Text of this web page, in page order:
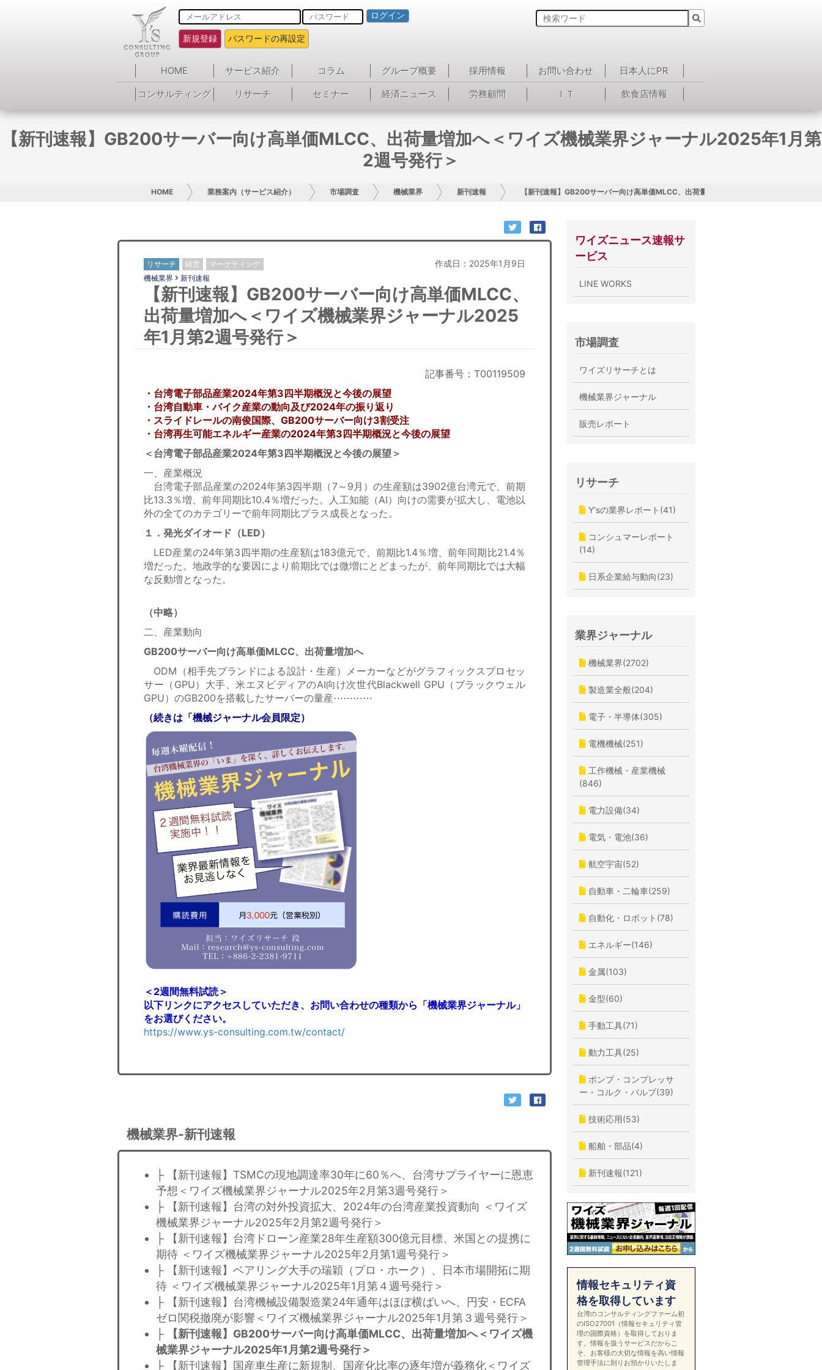
ログイン
新規登録 パスワードの再設定
HOME サービス紹介 コラム グループ概要 採用情報 お問い合わせ
日本人にPR
コンサルティング
リサーチ セミナー 経済ニュース 労務顧問 ＩＴ 飲食店情報
【新刊速報】GB200サーバー向け高単価MLCC、出荷量増加へ＜ワイズ機械業界ジャーナル2025年1月第
2週号発行＞
HOME 業務案内（サービス紹介） 市場調査 機械業界 新刊速報 【新刊速報】GB200サーバー向け高単価MLCC、出荷量増加へ＜ワイズ機械業界ジャー
リサーチ 経営 マーケティング 作成日：2025年1月9日
機械業界 新刊速報
【新刊速報】GB200サーバー向け高単価MLCC、
出荷量増加へ＜ワイズ機械業界ジャーナル2025
年1月第2週号発行＞
記事番号：T00119509
・台湾電子部品産業2024年第3四半期概況と今後の展望
・台湾自動車・バイク産業の動向及び2024年の振り返り
・スライドレールの南俊国際、GB200サーバー向け3割受注
・台湾再生可能エネルギー産業の2024年第3四半期概況と今後の展望
＜台湾電子部品産業2024年第3四半期概況と今後の展望＞
一、産業概況
台湾電子部品産業の2024年第3四半期（7～9月）の生産額は3902億台湾元で、前期
比13.3％増、前年同期比10.4％増だった。人工知能（AI）向けの需要が拡大し、電池以
外の全てのカテゴリーで前年同期比プラス成長となった。
１．発光ダイオード（LED）
LED産業の24年第3四半期の生産額は183億元で、前期比1.4％増、前年同期比21.4％
増だった。地政学的な要因により前期比では微増にとどまったが、前年同期比では大幅
な反動増となった。
（中略）
二、産業動向
GB200サーバー向け高単価MLCC、出荷量増加へ
ODM（相手先ブランドによる設計・生産）メーカーなどがグラフィックスプロセッ
サー（GPU）大手、米エヌビディアのAI向け次世代Blackwell GPU（ブラックウェル
GPU）のGB200を搭載したサーバーの量産⋯⋯⋯⋯
（続きは「機械ジャーナル会員限定）
＜2週間無料試読＞
以下リンクにアクセスしていただき、お問い合わせの種類から「機械業界ジャーナル」
をお選びください。
https://www.ys-consulting.com.tw/contact/
機械業界-新刊速報
├ 【新刊速報】TSMCの現地調達率30年に60％へ、台湾サプライヤーに恩恵
予想＜ワイズ機械業界ジャーナル2025年2月第3週号発行＞
├ 【新刊速報】台湾の対外投資拡大、2024年の台湾産業投資動向 ＜ワイズ
機械業界ジャーナル2025年2月第2週号発行＞
├ 【新刊速報】台湾ドローン産業28年生産額300億元目標、米国との提携に
期待 ＜ワイズ機械業界ジャーナル2025年2月第1週号発行＞
├ 【新刊速報】ベアリング大手の瑞穎（プロ・ホーク）、日本市場開拓に期
待 ＜ワイズ機械業界ジャーナル2025年1月第４週号発行＞
├ 【新刊速報】台湾機械設備製造業24年通年はほぼ横ばいへ、円安・ECFA
ゼロ関税撤廃が影響＜ワイズ機械業界ジャーナル2025年1月第３週号発行＞
├
【新刊速報】GB200サーバー向け高単価MLCC、出荷量増加へ＜ワイズ機
械業界ジャーナル2025年1月第2週号発行＞
├ 【新刊速報】国産車生産に新規制、国産化比率の逐年増が義務化＜ワイズ
ワイズニュース速報サ
ービス
LINE WORKS
市場調査
ワイズリサーチとは
機械業界ジャーナル
販売レポート
リサーチ
Y'sの業界レポート(41)
コンシュマーレポート
(14)
日系企業給与動向(23)
業界ジャーナル
機械業界(2702)
製造業全般(204)
電子・半導体(305)
電機機械(251)
工作機械・産業機械
(846)
電力設備(34)
電気・電池(36)
航空宇宙(52)
自動車・二輪車(259)
自動化・ロボット(78)
エネルギー(146)
金属(103)
金型(60)
手動工具(71)
動力工具(25)
ポンプ・コンプレッサ
ー・コルク・バルブ(39)
技術応用(53)
船舶・部品(4)
新刊速報(121)
情報セキュリティ資
格を取得しています
台湾のコンサルティングファーム初
のISO27001（情報セキュリティ管
理の国際資格）を取得しておりま
す。情報を扱うサービスだからこ
そ、お客様の大切な情報を高い情報
管理手法に則りお預かりいたしま